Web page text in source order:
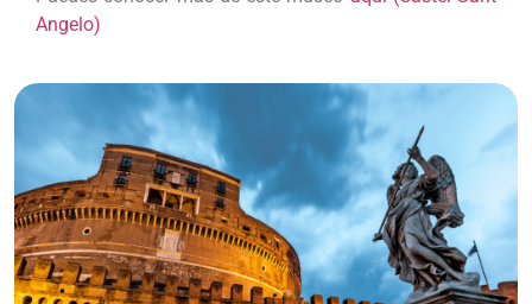
Angelo)